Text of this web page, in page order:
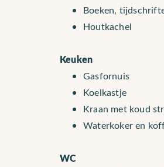
Boeken,
Houtkachel
Keuken
Gasfornuis
Koelkastje
Kraan met koud
Waterkoker en
WC